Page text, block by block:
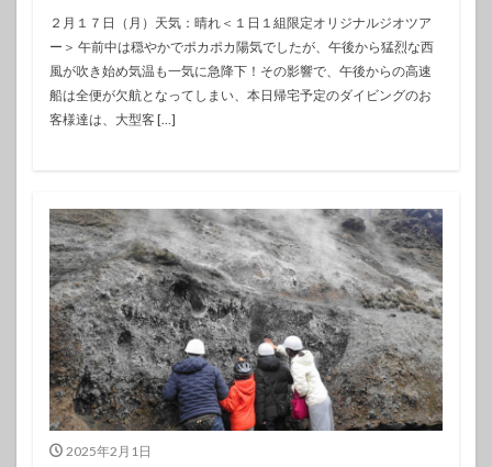
２月１７日（月）天気：晴れ＜１日１組限定オリジナルジオツア
ー＞ 午前中は穏やかでポカポカ陽気でしたが、午後から猛烈な西
風が吹き始め気温も一気に急降下！その影響で、午後からの高速
船は全便が欠航となってしまい、本日帰宅予定のダイビングのお
客様達は、大型客 […]
2025年2月1日